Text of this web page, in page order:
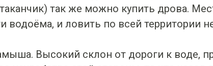
так же можно купить дрова.
водоёма, и ловить по всей территории
Высокий склон от дороги к воде,